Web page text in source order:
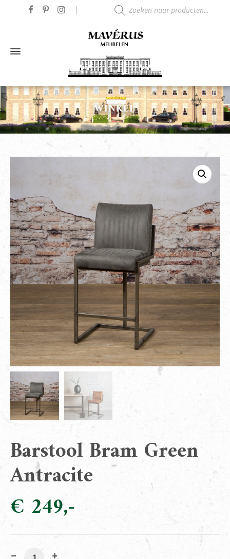
WINKEL
Barstool Bram Green
Antracite
€ 249
Barstool Bram Green Antracite aantal